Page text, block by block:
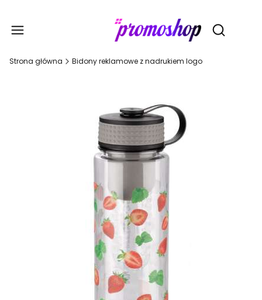
Otwórz
Strona główna Bidony reklamowe z nadrukiem logo